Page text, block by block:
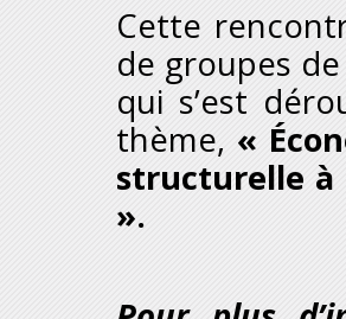
Cette
de groupes
qui s’est
thème, «
structurelle à
».